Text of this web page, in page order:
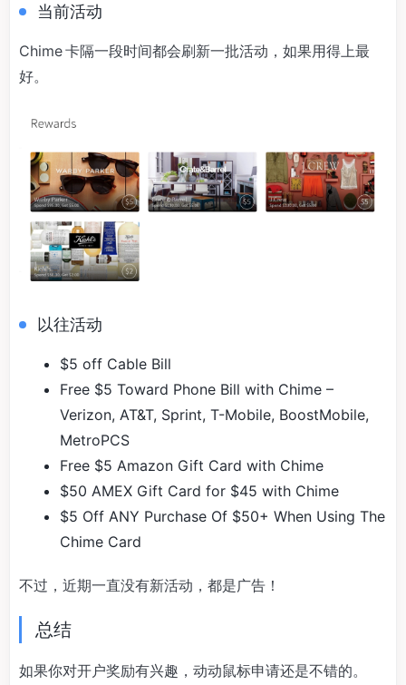
当前活动
Chime 卡隔一段时间都会刷新一批活动，如果用得上最
好。
以往活动
$5 off Cable Bill
Free $5 Toward Phone Bill with Chime –
Verizon, AT&T, Sprint, T-Mobile, BoostMobile,
MetroPCS
Free $5 Amazon Gift Card with Chime
$50 AMEX Gift Card for $45 with Chime
$5 Off ANY Purchase Of $50+ When Using The
Chime Card
不过，近期一直没有新活动，都是广告！
总结
如果你对开户奖励有兴趣，动动鼠标申请还是不错的。